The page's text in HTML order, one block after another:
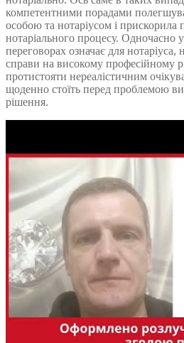
компетентними порадами
особою та нотаріусом і прискорила
нотаріального процесу. Одночасно
переговорах означає для
справи на високому професійному
протистояти нереалістичним
щоденно стоїть перед проблемою
рішення.